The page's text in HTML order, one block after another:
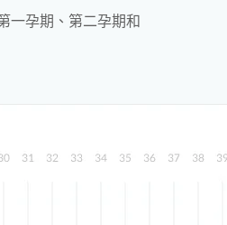
一孕期、第二孕期和